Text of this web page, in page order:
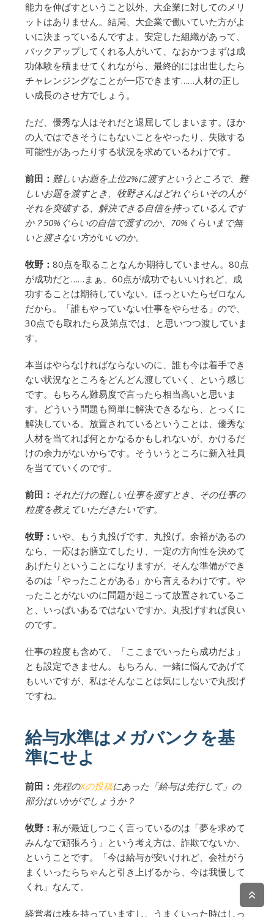
能力を伸ばすということ以外、大企業に対してのメリ
ットはありません。結局、大企業で働いていた方がよ
いに決まっているんですよ。安定した組織があって、
バックアップしてくれる人がいて、なおかつまずは成
功体験を積ませてくれながら、最終的には出世したら
チャレンジングなことが一応できます……人材の正し
い成長のさせ方でしょう。
ただ、優秀な人はそれだと退屈してしまいます。ほか
の人ではできそうにもないことをやったり、失敗する
可能性があったりする状況を求めているわけです。
前田： 難しいお題を上位2%に渡すというところで、難
しいお題を渡すとき、牧野さんはどれぐらいその人が
それを突破する、解決できる自信を持っているんです
か？50%ぐらいの自信で渡すのか、70%くらいまで無
いと渡さない方がいいのか。
牧野： 80点を取ることなんか期待していません。80点
が成功だと……まぁ、60点が成功でもいいけれど、成
功することは期待していない。ほっといたらゼロなん
だから。「誰もやっていない仕事をやらせる」ので、
30点でも取れたら及第点では、と思いつつ渡していま
す。
本当はやらなければならないのに、誰も今は着手でき
ない状況なところをどんどん渡していく、という感じ
です。もちろん難易度で言ったら相当高いと思いま
す。どういう問題も簡単に解決できるなら、とっくに
解決している。放置されているということは、優秀な
人材を当てれば何とかなるかもしれないが、かけるだ
けの余力がないからです。そういうところに新入社員
を当てていくのです。
前田： それだけの難しい仕事を渡すとき、その仕事の
粒度を教えていただきたいです。
牧野： いや、もう丸投げです、丸投げ。余裕があるの
なら、一応はお膳立てしたり、一定の方向性を決めて
あげたりということになりますが、そんな準備ができ
るのは「やったことがある」から言えるわけです。や
ったことがないのに問題が起こって放置されているこ
と、いっぱいあるではないですか。丸投げすれば良い
のです。
仕事の粒度も含めて、「ここまでいったら成功だよ」
とも設定できません。もちろん、一緒に悩んであげて
もいいですが、私はそんなことは気にしないで丸投げ
ですね。
給与水準はメガバンクを基
準にせよ
前田： 先程のXの投稿にあった「給与は先行して」の
部分はいかがでしょうか？
牧野： 私が最近しつこく言っているのは「夢を求めて
みんなで頑張ろう」という考え方は、詐欺でないか、
ということです。「今は給与が安いけれど、会社がう
まくいったらちゃんと引き上げるから、今は我慢して
くれ」なんて。
経営者は株を持っていますし、うまくいった時はしっ